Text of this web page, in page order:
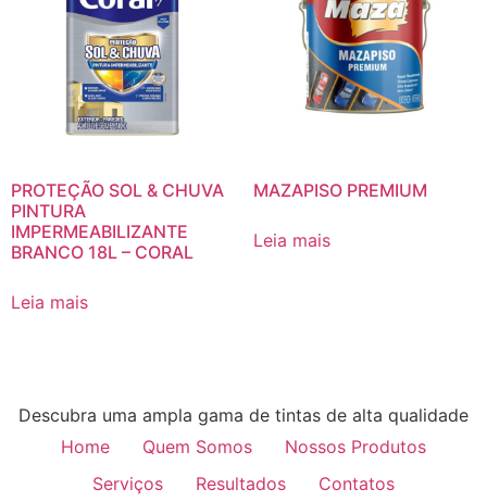
PROTEÇÃO SOL & CHUVA
PINTURA
IMPERMEABILIZANTE
BRANCO 18L – CORAL
Leia mais
MAZAPISO PREMIUM
Leia mais
Descubra uma ampla gama de tintas de alta qualidade
Home
Quem Somos
Nossos Produtos
Serviços
Resultados Contatos